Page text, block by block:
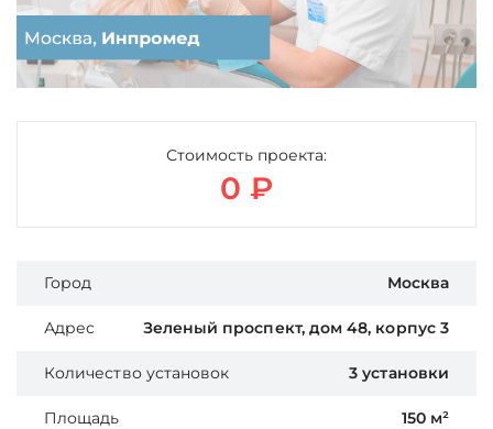
Стоимость проекта:
0 ₽
Город Москва
Адрес Зеленый проспект, дом 48, корпус 3
Количество установок 3 установки
Площадь 150 м²